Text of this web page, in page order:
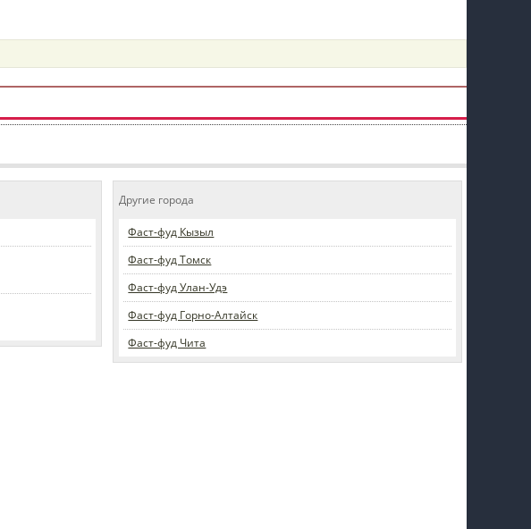
Другие города
Фаст-фуд Кызыл
Фаст-фуд Томск
Фаст-фуд Улан-Удэ
Фаст-фуд Горно-Алтайск
Фаст-фуд Чита